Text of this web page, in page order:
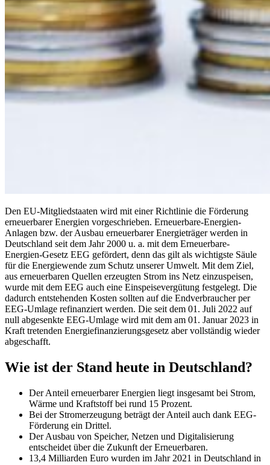
Den EU-Mitgliedstaaten wird mit einer Richtlinie die Förderung
erneuerbarer Energien vorgeschrieben. Erneuerbare-Energien-
Anlagen bzw. der Ausbau erneuerbarer Energieträger werden in
Deutschland seit dem Jahr 2000 u. a. mit dem Erneuerbare-
Energien-Gesetz EEG gefördert, denn das gilt als wichtigste Säule
für die Energiewende zum Schutz unserer Umwelt. Mit dem Ziel,
aus erneuerbaren Quellen erzeugten Strom ins Netz einzuspeisen,
wurde mit dem EEG auch eine Einspeisevergütung festgelegt. Die
dadurch entstehenden Kosten sollten auf die Endverbraucher per
EEG-Umlage refinanziert werden. Die seit dem 01. Juli 2022 auf
null abgesenkte EEG-Umlage wird mit dem am 01. Januar 2023 in
Kraft tretenden Energiefinanzierungsgesetz aber vollständig wieder
abgeschafft.
Wie ist der Stand heute in Deutschland?
Der Anteil erneuerbarer Energien liegt insgesamt bei Strom,
Wärme und Kraftstoff bei rund 15 Prozent.
Bei der Stromerzeugung beträgt der Anteil auch dank EEG-
Förderung ein Drittel.
Der Ausbau von Speicher, Netzen und Digitalisierung
entscheidet über die Zukunft der Erneuerbaren.
13,4 Milliarden Euro wurden im Jahr 2021 in Deutschland in